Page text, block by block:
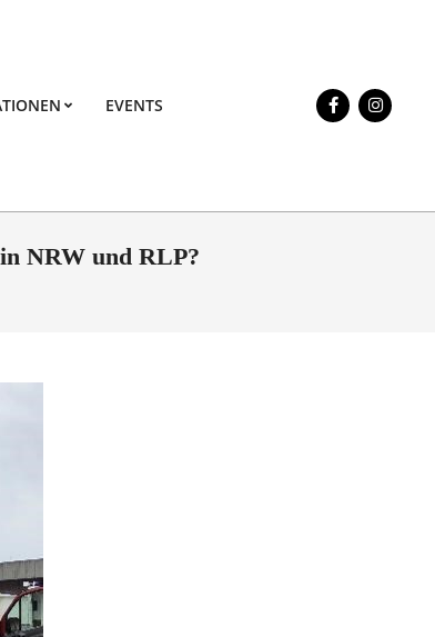
EVENTS
NRW und RLP?